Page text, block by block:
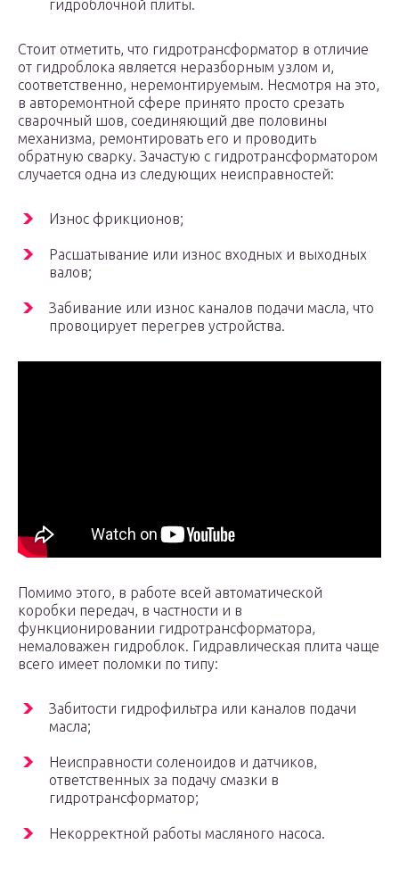
гидроблочной плиты.
Стоит отметить, что гидротрансформатор в отличие
от гидроблока является неразборным узлом и,
соответственно, неремонтируемым. Несмотря на это,
в авторемонтной сфере принято просто срезать
сварочный шов, соединяющий две половины
механизма, ремонтировать его и проводить
обратную сварку. Зачастую с гидротрансформатором
случается одна из следующих неисправностей:
Износ фрикционов;
Расшатывание или износ входных и выходных
валов;
Забивание или износ каналов подачи масла, что
провоцирует перегрев устройства.
Помимо этого, в работе всей автоматической
коробки передач, в частности и в
функционировании гидротрансформатора,
немаловажен гидроблок. Гидравлическая плита чаще
всего имеет поломки по типу:
Забитости гидрофильтра или каналов подачи
масла;
Неисправности соленоидов и датчиков,
ответственных за подачу смазки в
гидротрансформатор;
Некорректной работы масляного насоса.